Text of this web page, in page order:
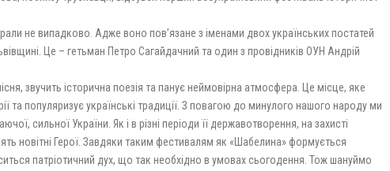
не випадково. Адже воно пов’язане з іменами двох українських постатей
Це – гетьман Петро Сагайдачний та один з провідників ОУН Андрій
звучить історична поезія та панує неймовірна атмосфера. Це місце, яке
та популяризує українські традиції. З повагою до минулого нашого народу ми
сильної України. Як і в різні періоди її державотворення, на захисті
новітні Герої. Завдяки таким фестивалям як «Шабелина» формується
патріотичний дух, що так необхідно в умовах сьогодення. Тож шануймо